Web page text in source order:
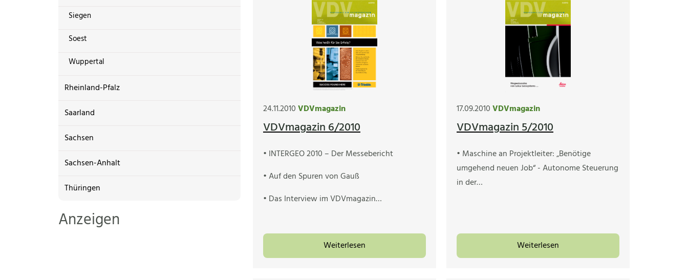
Siegen
Soest
Wuppertal
Rheinland-Pfalz
Saarland
Sachsen
Sachsen-Anhalt
Thüringen
Anzeigen
24.11.2010VDVmagazin
VDVmagazin 6/2010
• INTERGEO 2010 – Der Messebericht
• Auf den Spuren von Gauß
• Das Interview im VDVmagazin…
Weiterlesen
17.09.2010VDVmagazin
VDVmagazin 5/2010
• Maschine an Projektleiter: „Benötige
umgehend neuen Job“ - Autonome Steuerung
in der…
Weiterlesen